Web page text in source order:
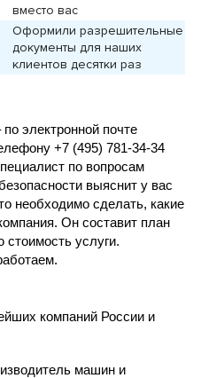
вместо вас
Оформили разрешительные
документы для наших
клиентов десятки раз
электронной почте
+7 (495) 781-34-34
по вопросам
выяснит у вас
необходимо сделать, какие
Он составит план
стоимость услуги.
компаний России и
машин и